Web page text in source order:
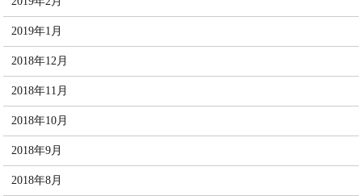
2019年1月
2018年12月
2018年11月
2018年10月
2018年9月
2018年8月